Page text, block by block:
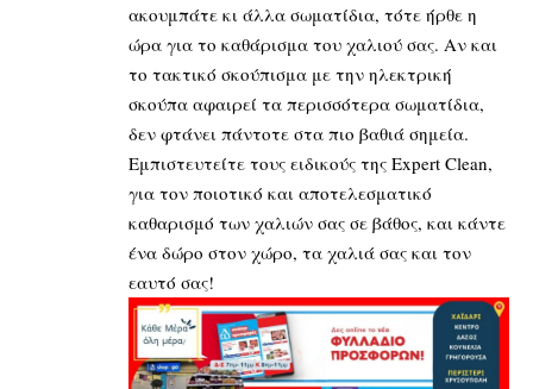
ακουμπάτε κι άλλα σωματίδια, τότε ήρθε η
ώρα για το καθάρισμα του χαλιού σας. Αν και
το τακτικό σκούπισμα με την ηλεκτρική
σκούπα αφαιρεί τα περισσότερα σωματίδια,
δεν φτάνει πάντοτε στα πιο βαθιά σημεία.
Εμπιστευτείτε τους ειδικούς της Expert Clean,
για τον ποιοτικό και αποτελεσματικό
καθαρισμό των χαλιών σας σε βάθος, και κάντε
ένα δώρο στον χώρο, τα χαλιά σας και τον
εαυτό σας!